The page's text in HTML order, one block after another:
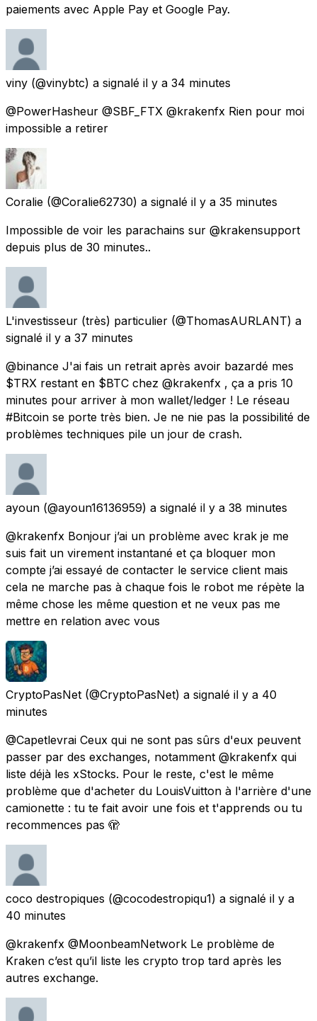
paiements avec Apple Pay et Google Pay.
viny (@vinybtc) a signalé il y a 34 minutes
@PowerHasheur @SBF_FTX @krakenfx Rien pour moi
impossible a retirer
Coralie (@Coralie62730) a signalé il y a 35 minutes
Impossible de voir les parachains sur @krakensupport
depuis plus de 30 minutes..
L'investisseur (très) particulier (@ThomasAURLANT) a
signalé il y a 37 minutes
@binance J'ai fais un retrait après avoir bazardé mes
$TRX restant en $BTC chez @krakenfx , ça a pris 10
minutes pour arriver à mon wallet/ledger ! Le réseau
#Bitcoin se porte très bien. Je ne nie pas la possibilité de
problèmes techniques pile un jour de crash.
ayoun (@ayoun16136959) a signalé il y a 38 minutes
@krakenfx Bonjour j’ai un problème avec krak je me
suis fait un virement instantané et ça bloquer mon
compte j’ai essayé de contacter le service client mais
cela ne marche pas à chaque fois le robot me répète la
même chose les même question et ne veux pas me
mettre en relation avec vous
CryptoPasNet (@CryptoPasNet) a signalé il y a 40
minutes
@Capetlevrai Ceux qui ne sont pas sûrs d'eux peuvent
passer par des exchanges, notamment @krakenfx qui
liste déjà les xStocks. Pour le reste, c'est le même
problème que d'acheter du LouisVuitton à l'arrière d'une
camionette : tu te fait avoir une fois et t'apprends ou tu
recommences pas 🫣
coco destropiques (@cocodestropiqu1) a signalé il y a
40 minutes
@krakenfx @MoonbeamNetwork Le problème de
Kraken c’est qu’il liste les crypto trop tard après les
autres exchange.